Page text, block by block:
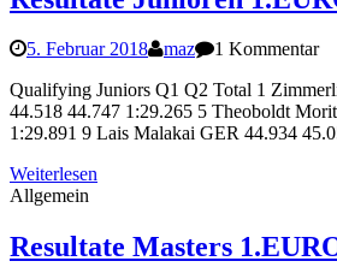
5. Februar 2018 maz
1 Kommentar
Qualifying Juniors Q1 Q2 Total 1
44.518 44.747 1:29.265 5 Theoboldt
1:29.891 9 Lais Malakai GER 44.934
Weiterlesen
Allgemein
Resultate Masters